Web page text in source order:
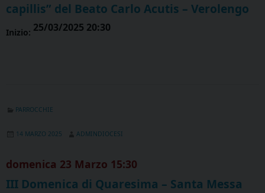
capillis” del Beato Carlo Acutis – Verolengo
Inizio: 25/03/2025 20:30
PARROCCHIE
14 MARZO 2025 ADMINDIOCESI
domenica 23 Marzo 15:30
III Domenica di Quaresima – Santa Messa